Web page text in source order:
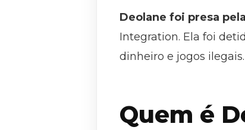
Deolane foi presa
Integration. Ela foi
dinheiro e jogos ilegais.
Quem é